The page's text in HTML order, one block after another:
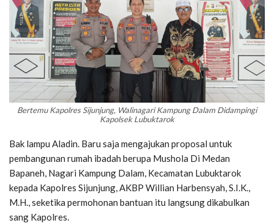
Bertemu Kapolres Sijunjung, Walinagari Kampung Dalam Didampingi
Kapolsek Lubuktarok
Bak lampu Aladin. Baru saja mengajukan proposal untuk
pembangunan rumah ibadah berupa Mushola Di Medan
Bapaneh, Nagari Kampung Dalam, Kecamatan Lubuktarok
kepada Kapolres Sijunjung, AKBP Willian Harbensyah, S.I.K.,
M.H., seketika permohonan bantuan itu langsung dikabulkan
sang Kapolres.